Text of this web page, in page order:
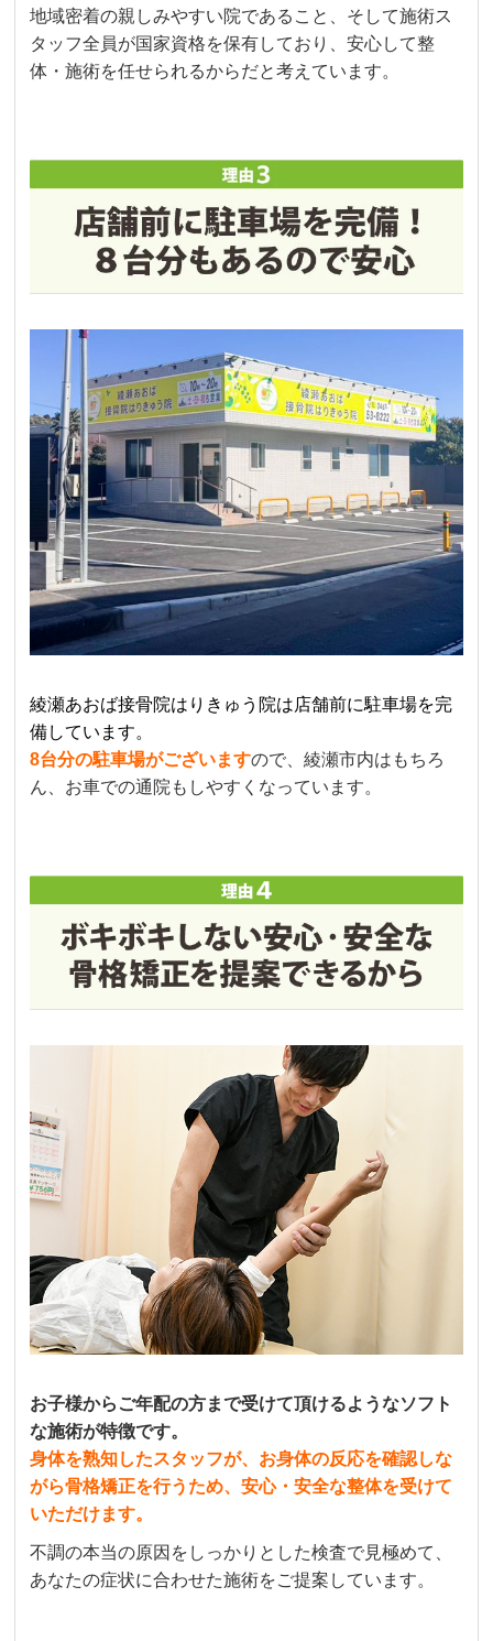
地域密着の親しみやすい院であること、そして施術ス
タッフ全員が国家資格を保有しており、安心して整
体・施術を任せられるからだと考えています。
綾瀬あおば接骨院はりきゅう院は店舗前に駐車場を完
備しています。
8台分の駐車場がございますので、綾瀬市内はもちろ
ん、お車での通院もしやすくなっています。
お子様からご年配の方まで受けて頂けるようなソフト
な施術が特徴です。
身体を熟知したスタッフが、お身体の反応を確認しな
がら骨格矯正を行うため、安心・安全な整体を受けて
いただけます。
不調の本当の原因をしっかりとした検査で見極めて、
あなたの症状に合わせた施術をご提案しています。